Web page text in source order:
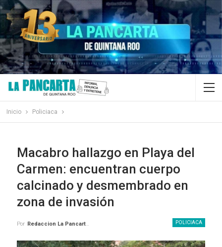
Inicio Policiaca
Macabro hallazgo en Playa del
Carmen: encuentran cuerpo
calcinado y desmembrado en
zona de invasión
POLICIACA
Por Redaccion La Pancarta De Quintana Roo